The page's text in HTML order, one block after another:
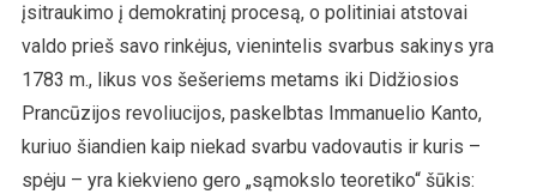
įsitraukimo į demokratinį procesą, o politiniai atstovai
valdo prieš savo rinkėjus, vienintelis svarbus sakinys yra
1783 m., likus vos šešeriems metams iki Didžiosios
Prancūzijos revoliucijos, paskelbtas Immanuelio Kanto,
kuriuo šiandien kaip niekad svarbu vadovautis ir kuris –
spėju – yra kiekvieno gero „sąmokslo teoretiko“ šūkis: